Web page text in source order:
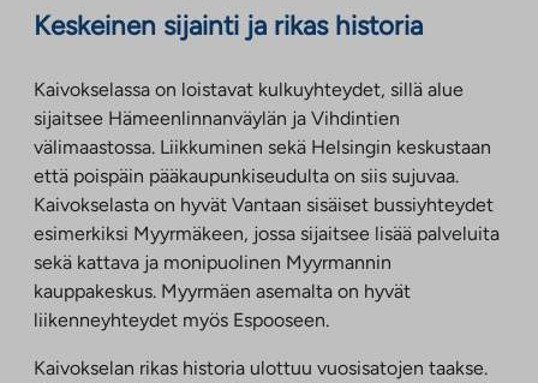
Keskeinen sijainti ja rikas historia
Kaivokselassa on loistavat kulkuyhteydet, sillä alue
sijaitsee Hämeenlinnanväylän ja Vihdintien
välimaastossa. Liikkuminen sekä Helsingin keskustaan
että poispäin pääkaupunkiseudulta on siis sujuvaa.
Kaivokselasta on hyvät Vantaan sisäiset bussiyhteydet
esimerkiksi Myyrmäkeen, jossa sijaitsee lisää palveluita
sekä kattava ja monipuolinen Myyrmannin
kauppakeskus. Myyrmäen asemalta on hyvät
liikenneyhteydet myös Espooseen.
Kaivokselan rikas historia ulottuu vuosisatojen taakse.